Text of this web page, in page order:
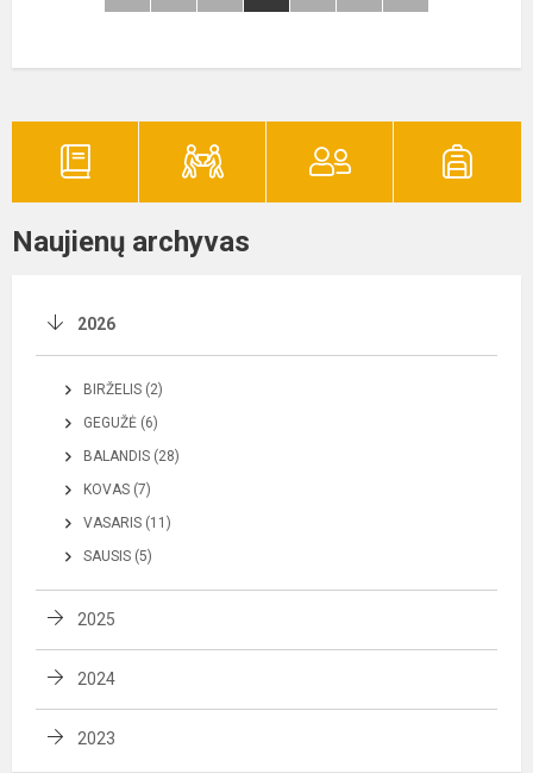
Naujienų archyvas
2026
BIRŽELIS (2)
GEGUŽĖ (6)
BALANDIS (28)
KOVAS (7)
VASARIS (11)
SAUSIS (5)
2025
2024
2023